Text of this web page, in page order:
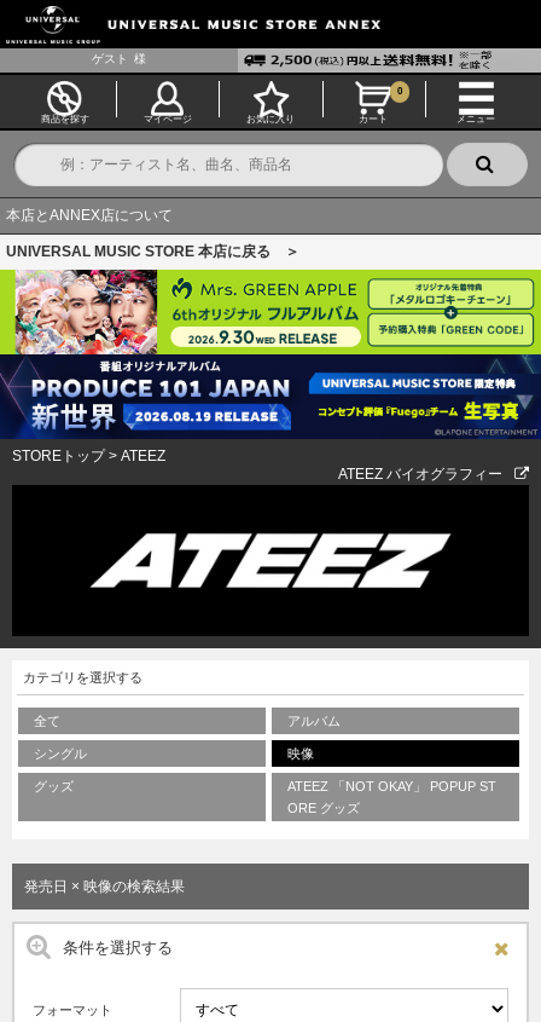
ゲスト 様
商品を探す マイページ お気に入り カート
0
メニュー
本店とANNEX店について
UNIVERSAL MUSIC STORE 本店に戻る ＞
STOREトップ> ATEEZ
ATEEZ バイオグラフィー
カテゴリを選択する
全て アルバム
シングル 映像
グッズ
ATEEZ 「NOT OKAY」 POPUP ST
ORE グッズ
発売日 × 映像の検索結果
条件を選択する
フォーマット